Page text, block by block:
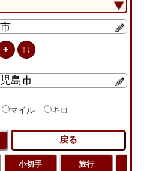
マイル キロ
小切手
旅行